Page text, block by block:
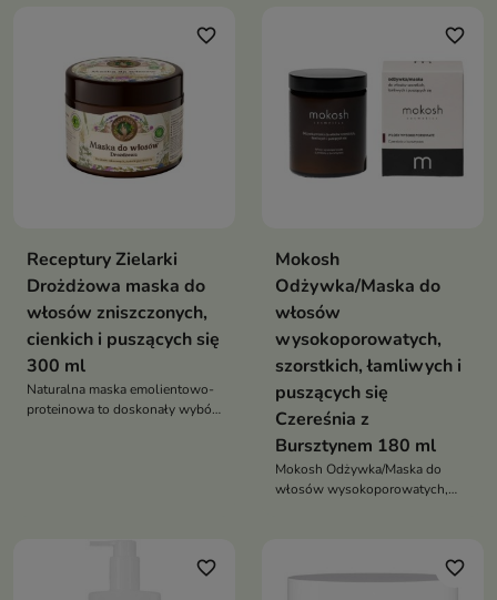
favorite_border
Receptury Zielarki
Drożdżowa maska do
włosów zniszczonych,
cienkich i puszących się
300 ml
Naturalna maska emolientowo-
proteinowa to doskonały wybór
favorite_border
Mokosh
Odżywka/Maska do
włosów
wysokoporowatych,
szorstkich, łamliwych i
puszących się
Czereśnia z
Bursztynem 180 ml
Mokosh Odżywka/Maska do
włosów wysokoporowatych,
favorite_border favorite_border